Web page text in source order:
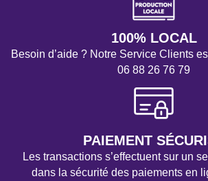
100% LOCAL
Besoin d’aide ? Notre Service Clients
06 88 26 76 79
PAIEMENT
Les transactions s’effectuent sur un
dans la sécurité des paiements en